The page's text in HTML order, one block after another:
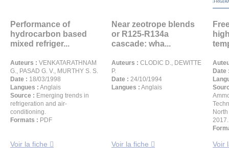
Performance of
hydrocarbon based
mixed refriger...
Auteurs : VENKATARATHNAM
G., PASAD G. V., MURTHY S. S.
Date : 18/03/1998
Langues : Anglais
Source : Emerging trends in
refrigeration and air-
conditioning.
Formats : PDF
Voir la fiche
Near zeotrope blends
or R125-R134a
cascade: wha...
Auteurs : CLODIC D., DEWITTE
P.
Date : 24/10/1994
Langues : Anglais
Voir la fiche
Date
2017.
Voir